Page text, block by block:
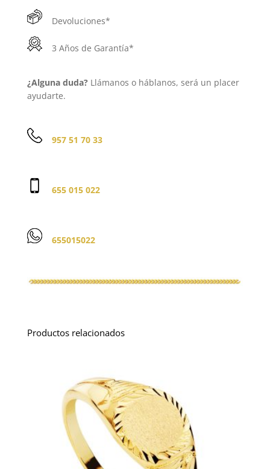
Devoluciones*
3 Años de Garantía*
¿Alguna duda?Llámanos o háblanos, será un placer
ayudarte.
957 51 70 33
655 015 022
655015022
Productos relacionados